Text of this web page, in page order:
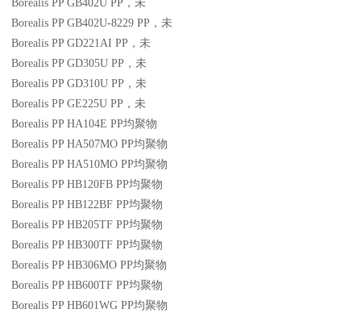
Borealis PP GB402U PP ，未
Borealis PP GB402U-8229 PP ，未
Borealis PP GD221AI PP ，未
Borealis PP GD305U PP ，未
Borealis PP GD310U PP ，未
Borealis PP GE225U PP ，未
Borealis PP HA104E PP均聚物
Borealis PP HA507MO PP均聚物
Borealis PP HA510MO PP均聚物
Borealis PP HB120FB PP均聚物
Borealis PP HB122BF PP均聚物
Borealis PP HB205TF PP均聚物
Borealis PP HB300TF PP均聚物
Borealis PP HB306MO PP均聚物
Borealis PP HB600TF PP均聚物
Borealis PP HB601WG PP均聚物